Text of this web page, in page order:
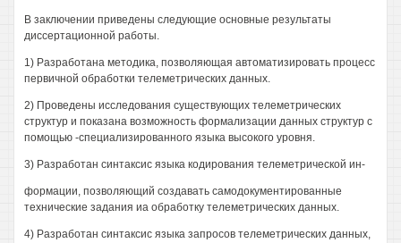
В заключении приведены следующие основные результаты
диссертационной работы.
1) Разработана методика, позволяющая автоматизировать процесс
первичной обработки телеметрических данных.
2) Проведены исследования существующих телеметрических
структур и показана возможность формализации данных структур с
помощью -специализированного языка высокого уровня.
3) Разработан синтаксис языка кодирования телеметрической ин-
формации, позволяющий создавать самодокументированные
технические задания иа обработку телеметрических данных.
4) Разработан синтаксис языка запросов телеметрических данных,